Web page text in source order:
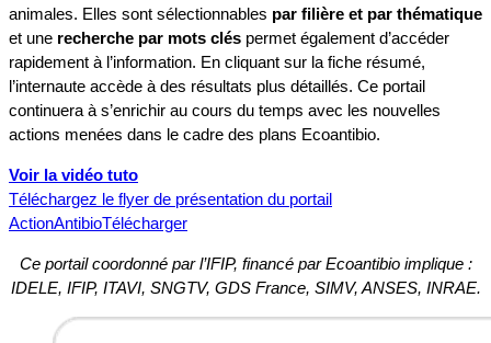
animales. Elles sont sélectionnables par filière et par thématique
et une recherche par mots clés permet également d’accéder
rapidement à l’information. En cliquant sur la fiche résumé,
l’internaute accède à des résultats plus détaillés. Ce portail
continuera à s’enrichir au cours du temps avec les nouvelles
actions menées dans le cadre des plans Ecoantibio.
Voir la vidéo tuto
Téléchargez le flyer de présentation du portail
ActionAntibioTélécharger
Ce portail coordonné par l’IFIP, financé par Ecoantibio implique :
IDELE, IFIP, ITAVI, SNGTV, GDS France, SIMV, ANSES, INRAE.